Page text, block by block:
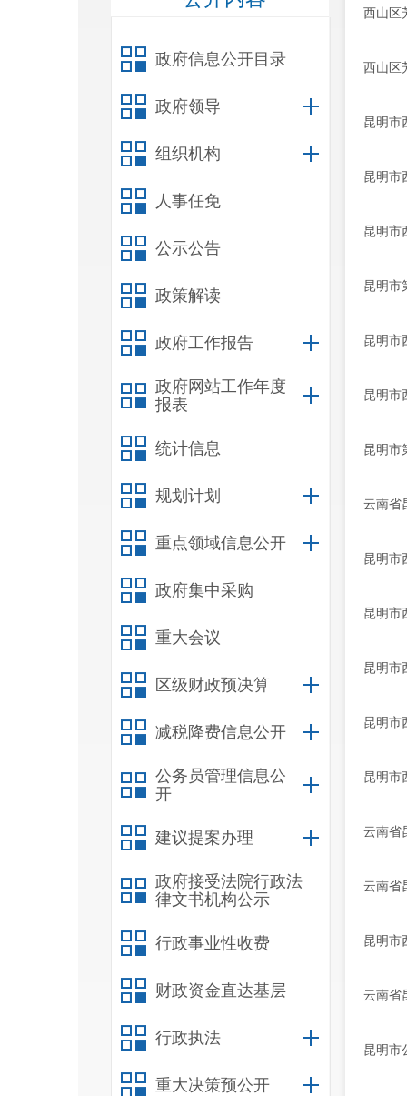
政府信息公开目录
政府领导
组织机构
人事任免
公示公告
政策解读
政府工作报告
政府网站工作年度
报表
统计信息
规划计划
重点领域信息公开
政府集中采购
重大会议
区级财政预决算
减税降费信息公开
公务员管理信息公
开
建议提案办理
政府接受法院行政法
律文书机构公示
行政事业性收费
财政资金直达基层
行政执法
重大决策预公开
西山区
西山区
昆明市
昆明市
昆明市
昆明市
昆明市
昆明市
昆明市
云南省
昆明市
昆明市
昆明市
昆明市
昆明市
云南省
云南省
昆明市
云南省
昆明市